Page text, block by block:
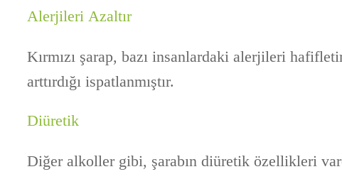
Alerjileri Azaltır
Kırmızı şarap, bazı insanlardaki alerjileri
arttırdığı ispatlanmıştır.
Diüretik
Diğer alkoller gibi, şarabın diüretik özellikleri